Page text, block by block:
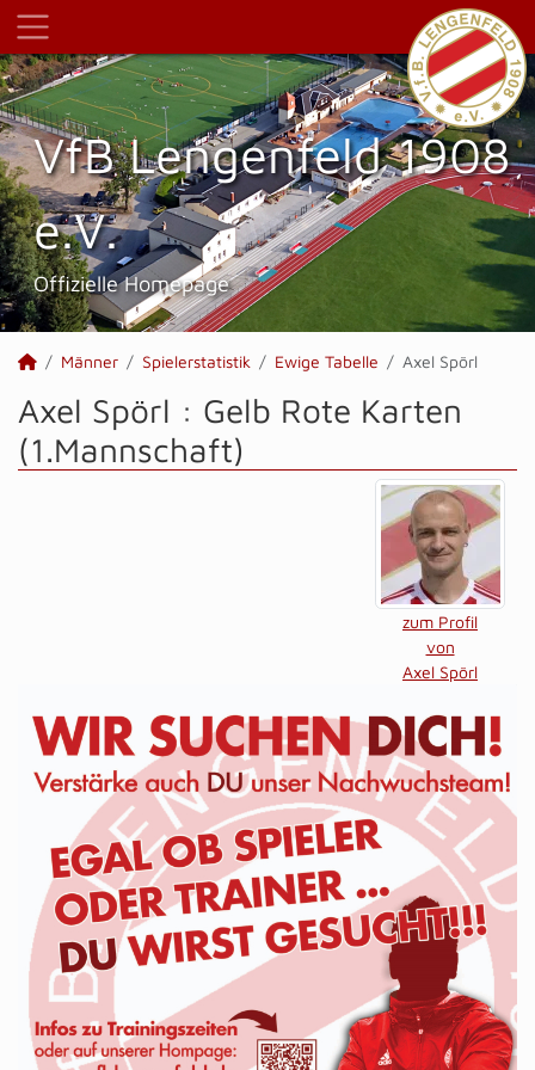
VfB Lengenfeld 1908
e.V.
Offizielle Homepage
Männer Spielerstatistik Ewige Tabelle Axel Spörl
Axel Spörl : Gelb Rote Karten
(1.Mannschaft)
zum Profil
von
Axel Spörl